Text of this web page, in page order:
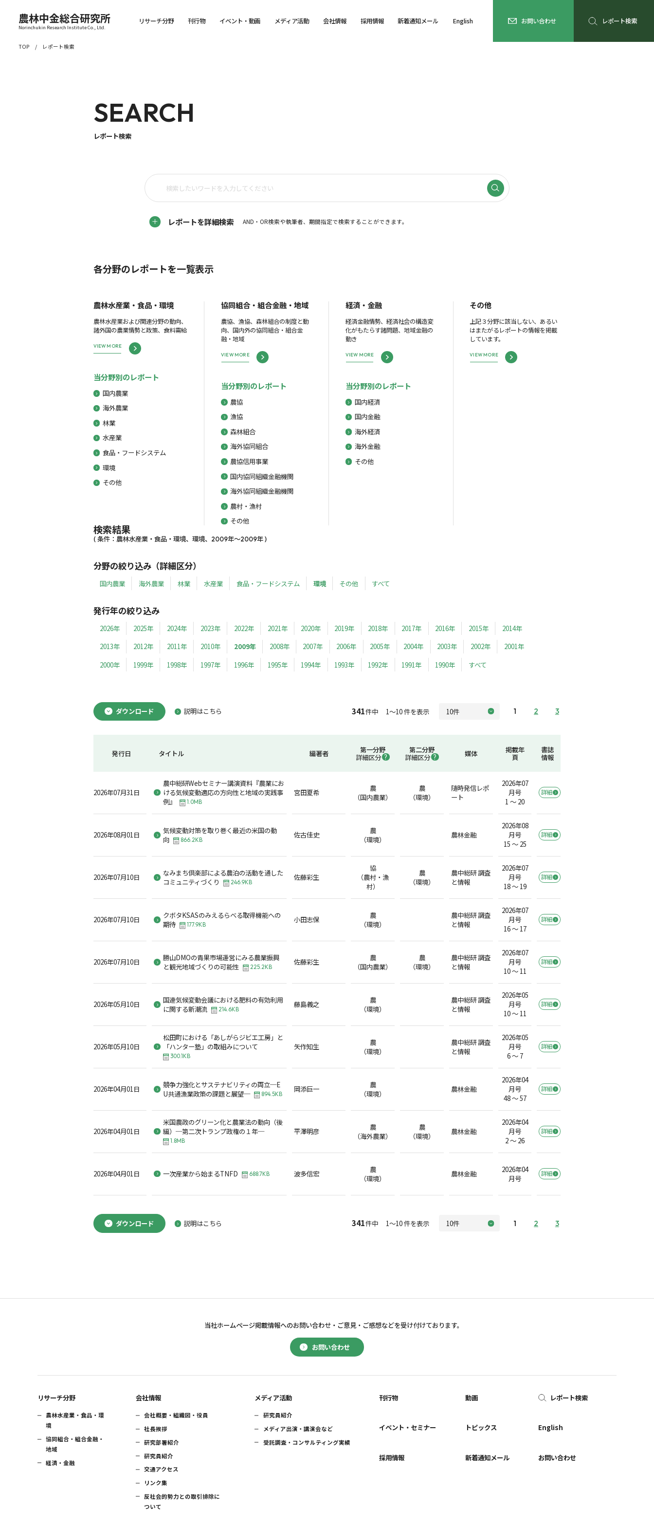
農林中金総合研究所
Norinchukin Research Institute Co., Ltd.
リサーチ分野 刊行物 イベント・動画 メディア活動 会社情報 採用情報 新着通知メール English お問い合わせ レポート検索
TOP レポート検索
SEARCH
レポート検索
レポートを詳細検索 AND・OR検索や執筆者、期間指定で検索することができます。
各分野のレポートを一覧表示
農林水産業・食品・環境
農林水産業および関連分野の動向、
諸外国の農業情勢と政策、食料需給
VIEW MORE
当分野別のレポート
国内農業
海外農業
林業
水産業
食品・フードシステム
環境
その他
協同組合・組合金融・地域
農協、漁協、森林組合の制度と動
向、国内外の協同組合・組合金
融・地域
VIEW MORE
当分野別のレポート
農協
漁協
森林組合
海外協同組合
農協信用事業
国内協同組織金融機関
海外協同組織金融機関
農村・漁村
その他
経済・金融
経済金融情勢、経済社会の構造変
化がもたらす諸問題、地域金融の
動き
VIEW MORE
当分野別のレポート
国内経済
国内金融
海外経済
海外金融
その他
その他
上記３分野に該当しない、あるい
はまたがるレポートの情報を掲載
しています。
VIEW MORE
検索結果
( 条件：農林水産業・食品・環境、環境、2009年～2009年 )
分野の絞り込み（詳細区分）
国内農業 海外農業 林業 水産業 食品・フードシステム 環境 その他 すべて
発行年の絞り込み
2026年 2025年 2024年 2023年 2022年 2021年 2020年 2019年 2018年 2017年 2016年 2015年
2014年
2013年
2012年 2011年 2010年 2009年 2008年 2007年 2006年 2005年 2004年 2003年 2002年
2001年
2000年
1999年 1998年 1997年 1996年 1995年 1994年 1993年 1992年 1991年 1990年 すべて
ダウンロード 説明はこちら 341件中 1～10 件を表示 1 2 3
発行日 タイトル 編著者
第一分野
詳細区分
第二分野
詳細区分
媒体
掲載年
頁
書誌
情報
2026年07月31日
農中総研Webセミナー講演資料『農業にお
ける気候変動適応の方向性と地域の実践事
例』
1.0MB
宮田夏希
農
（国内農業）
農
（環境）
随時発信レポ
ート
2026年07
月号
1 ～ 20
詳細
2026年08月01日
気候変動対策を取り巻く最近の米国の動
向
866.2KB
佐古佳史
農
（環境）
農林金融
2026年08
月号
15 ～ 25
詳細
2026年07月10日
なみまち倶楽部による農泊の活動を通した
コミュニティづくり
246.9KB
佐藤彩生
協
（農村・漁
村）
農
（環境）
農中総研 調査
と情報
2026年07
月号
18 ～ 19
詳細
2026年07月10日
クボタKSASのみえるらべる取得機能への
期待
177.9KB
小田志保
農
（環境）
農中総研 調査
と情報
2026年07
月号
16 ～ 17
詳細
2026年07月10日
勝山DMOの青果市場運営にみる農業振興
と観光地域づくりの可能性
225.2KB
佐藤彩生
農
（国内農業）
農
（環境）
農中総研 調査
と情報
2026年07
月号
10 ～ 11
詳細
2026年05月10日
国連気候変動会議における肥料の有効利用
に関する新潮流
214.6KB
藤島義之
農
（環境）
農中総研 調査
と情報
2026年05
月号
10 ～ 11
詳細
2026年05月10日
松田町における「あしがらジビエ工房」と
「ハンター塾」の取組みについて
300.1KB
矢作知生
農
（環境）
農中総研 調査
と情報
2026年05
月号
6 ～ 7
詳細
2026年04月01日
競争力強化とサステナビリティの両立─E
U共通漁業政策の課題と展望─
894.5KB
岡添巨一
農
（環境）
農林金融
2026年04
月号
48 ～ 57
詳細
2026年04月01日
米国農政のグリーン化と農業法の動向（後
編）─第二次トランプ政権の１年─
1.8MB
平澤明彦
農
（海外農業）
農
（環境）
農林金融
2026年04
月号
2 ～ 26
詳細
2026年04月01日 一次産業から始まるTNFD 688.7KB 波多信宏
農
（環境）
農林金融
2026年04
月号
詳細
ダウンロード 説明はこちら 341件中 1～10 件を表示 1 2 3
お問い合わせ
当社ホームページ掲載情報へのお問い合わせ・ ご意見・ご感想などを受け付けております。
リサーチ分野
農林水産業・食品・環
境
協同組合・組合金融・
地域
経済・金融
会社情報
会社概要・組織図・役員
社長挨拶
研究部署紹介
研究員紹介
交通アクセス
リンク集
反社会的勢力との取引排除に
ついて
メディア活動
研究員紹介
メディア出演・講演会など
受託調査・コンサルティング実績
刊行物
イベント・セミナー
採用情報
動画
トピックス
新着通知メール
レポート検索
English
お問い合わせ